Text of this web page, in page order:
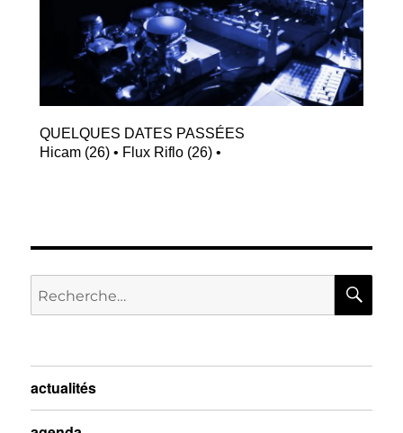
QUELQUES DATES PASSÉES
Hicam (26) • Flux Riflo (26) •
actualités